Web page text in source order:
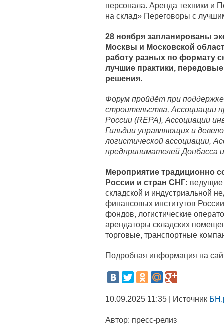
персонала. Аренда техники и
на склад» Переговоры с
28 ноября запланированы
Москвы и Московской
работу разных по формату
лучшие практики,
решения.
Форум пройдёт при
строительства, Ассоциации
России (REPA), Ассоциации
Гильдии управляющих и
логистической ассоциации,
предпринимателей Донбасса
Мероприятие традиционно
России и стран СНГ: ведущие
складской и индустриальной
финансовых институтов
фондов, логистические
арендаторы складских
торговые, транспортные
Подробная информация на
10.09.2025 11:35 | Источник
Автор: пресс-релиз